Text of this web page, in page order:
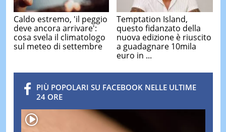
Caldo estremo, 'il peggio
deve ancora arrivare':
cosa svela il climatologo
sul meteo di settembre
Temptation Island,
questo fidanzato della
nuova edizione è riuscito
a guadagnare 10mila
euro in ...
PIÙ POPOLARI SU FACEBOOK NELLE ULTIME
24 ORE